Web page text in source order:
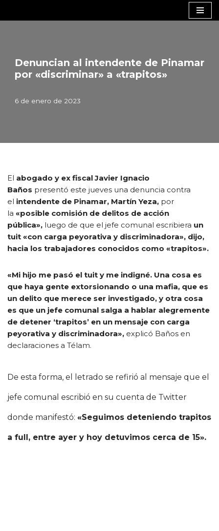
Denuncian al intendente de Pinamar
por «discriminar» a «trapitos»
6 de enero de 2023
El abogado y ex fiscal Javier Ignacio
Baños presentó este jueves una denuncia contra
el intendente de Pinamar, Martín Yeza, por
la «posible comisión de delitos de acción
pública», luego de que el jefe comunal escribiera un
tuit «con carga peyorativa y discriminadora», dijo,
hacia los trabajadores conocidos como «trapitos».
«Mi hijo me pasó el tuit y me indigné. Una cosa es
que haya gente extorsionando o una mafia, que es
un delito que merece ser investigado, y otra cosa
es que un jefe comunal salga a hablar alegremente
de detener ‘trapitos’ en un mensaje con carga
peyorativa y discriminadora», explicó Baños en
declaraciones a Télam.
De esta forma, el letrado se refirió al mensaje que el
jefe comunal escribió en su cuenta de Twitter
donde manifestó: «Seguimos deteniendo trapitos
a full, entre ayer y hoy detuvimos cerca de 15».